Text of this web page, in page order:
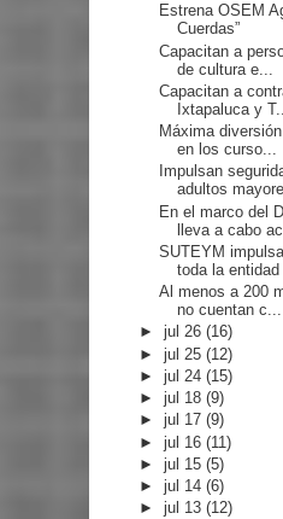
Estrena OSEM
Cuerdas”
Capacitan a
de cultura e...
Capacitan a
Ixtapaluca y T...
Máxima
en los curso...
Impulsan
adultos
En el marco del
lleva a cabo
SUTEYM
toda la entidad
Al menos a 200
no cuentan c...
►jul 26(16)
►jul 25(12)
►jul 24(15)
►jul 18(9)
►jul 17(9)
►jul 16(11)
►jul 15(5)
►jul 14(6)
►jul 13(12)